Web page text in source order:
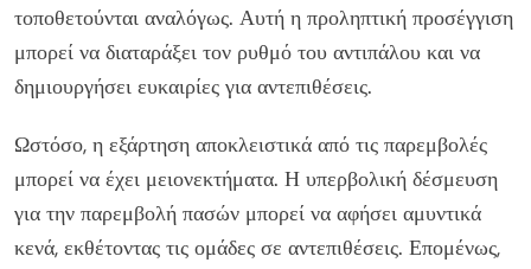
τοποθετούνται αναλόγως. Αυτή η προληπτική προσέγγιση
μπορεί να διαταράξει τον ρυθμό του αντιπάλου και να
δημιουργήσει ευκαιρίες για αντεπιθέσεις.
Ωστόσο, η εξάρτηση αποκλειστικά από τις παρεμβολές
μπορεί να έχει μειονεκτήματα. Η υπερβολική δέσμευση
για την παρεμβολή πασών μπορεί να αφήσει αμυντικά
κενά, εκθέτοντας τις ομάδες σε αντεπιθέσεις. Επομένως,